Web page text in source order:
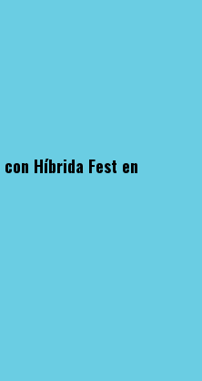
Híbrida Fest en